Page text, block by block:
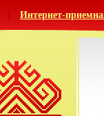
Интернет-